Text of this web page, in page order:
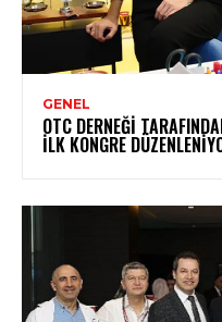
GENEL
OTC DERNEĞI
İLK KONGRE